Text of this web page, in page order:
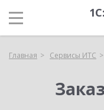
Главная Сервисы ИТС